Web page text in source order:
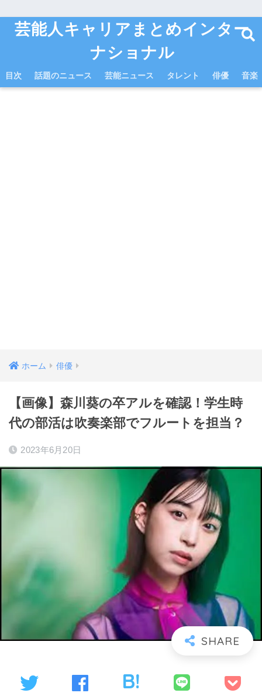
芸能人キャリアまとめインター
ナショナル
目次 話題のニュース 芸能ニュース タレント 俳優 音楽
ホーム 俳優
【画像】森川葵の卒アルを確認！学生時
代の部活は吹奏楽部でフルートを担当？
2023年6月20日